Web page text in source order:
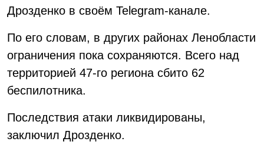
Дрозденко в своём Telegram-канале.
По его словам, в других районах Ленобласти
ограничения пока сохраняются. Всего над
территорией 47-го региона сбито 62
беспилотника.
Последствия атаки ликвидированы,
заключил Дрозденко.